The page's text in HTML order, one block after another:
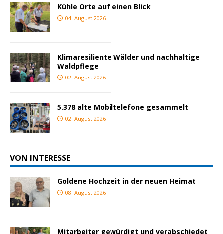
Kühle Orte auf einen Blick
04. August 2026
Klimaresiliente Wälder und nachhaltige
Waldpflege
02. August 2026
5.378 alte Mobiltelefone gesammelt
02. August 2026
VON INTERESSE
Goldene Hochzeit in der neuen Heimat
08. August 2026
Mitarbeiter gewürdigt und verabschiedet